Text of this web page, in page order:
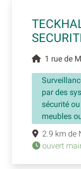
1 rue de
par des
sécurité
meubles
2.9 km de
ouvert